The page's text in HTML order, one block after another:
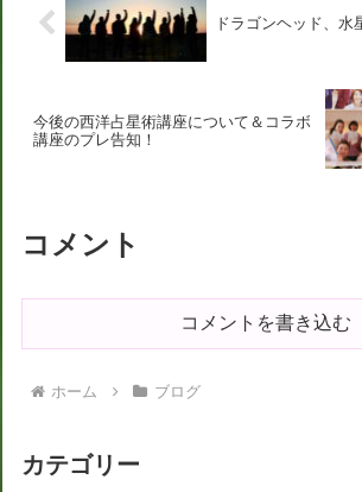
ドラゴンヘッド、水
今後の西洋占星術講座について＆コラボ
講座のプレ告知！
コメント
コメントを書き込む
ホーム ブログ
カテゴリー